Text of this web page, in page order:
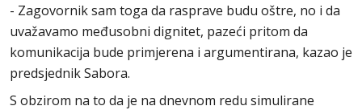
- Zagovornik sam toga da rasprave budu oštre, no i da
uvažavamo međusobni dignitet, pazeći pritom da
komunikacija bude primjerena i argumentirana, kazao je
predsjednik Sabora.
S obzirom na to da je na dnevnom redu simulirane